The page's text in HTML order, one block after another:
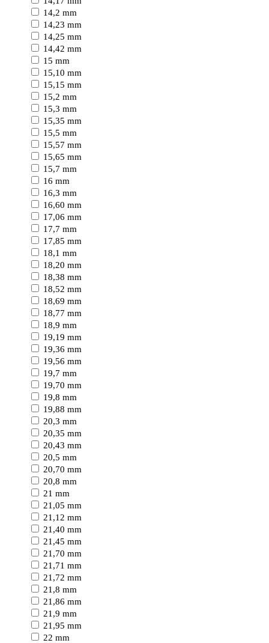
14,2 mm
14,23 mm
14,25 mm
14,42 mm
15 mm
15,10 mm
15,15 mm
15,2 mm
15,3 mm
15,35 mm
15,5 mm
15,57 mm
15,65 mm
15,7 mm
16 mm
16,3 mm
16,60 mm
17,06 mm
17,7 mm
17,85 mm
18,1 mm
18,20 mm
18,38 mm
18,52 mm
18,69 mm
18,77 mm
18,9 mm
19,19 mm
19,36 mm
19,56 mm
19,7 mm
19,70 mm
19,8 mm
19,88 mm
20,3 mm
20,35 mm
20,43 mm
20,5 mm
20,70 mm
20,8 mm
21 mm
21,05 mm
21,12 mm
21,40 mm
21,45 mm
21,70 mm
21,71 mm
21,72 mm
21,8 mm
21,86 mm
21,9 mm
21,95 mm
22 mm